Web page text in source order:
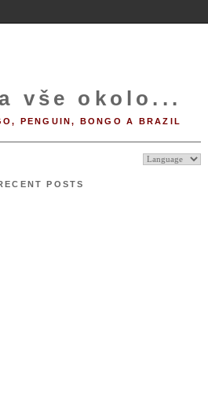
vše okolo...
PENGUIN, BONGO A BRAZIL
POSTS